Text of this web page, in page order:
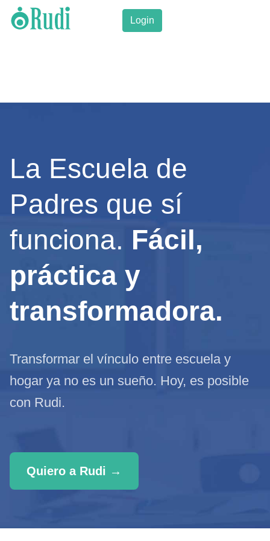
Login
La Escuela de
Padres que sí
funciona. Fácil,
práctica y
transformadora.
Transformar el vínculo entre escuela y
hogar ya no es un sueño. Hoy, es posible
con Rudi.
Quiero a Rudi →